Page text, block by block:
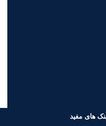
های مفید